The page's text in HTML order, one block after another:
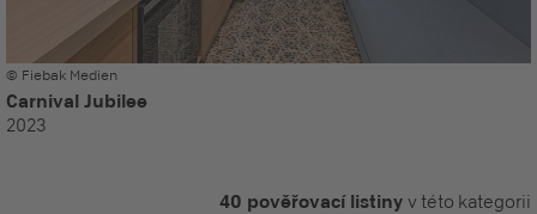
© Fiebak Medien
Carnival Jubilee
2023
40 pověřovací listiny v této kategorii